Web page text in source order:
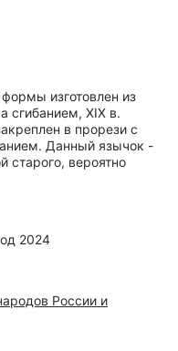
изготовлен из
сгибанием, XIX в.
в прорези с
Данный язычок -
старого, вероятно
2024
России и